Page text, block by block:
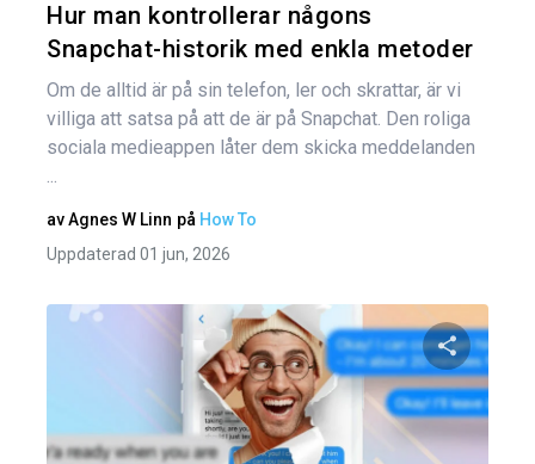
Hur man kontrollerar någons
Snapchat-historik med enkla metoder
Om de alltid är på sin telefon, ler och skrattar, är vi
villiga att satsa på att de är på Snapchat. Den roliga
sociala medieappen låter dem skicka meddelanden
...
avAgnes W Linn på How To
Uppdaterad 01 jun, 2026
Dela